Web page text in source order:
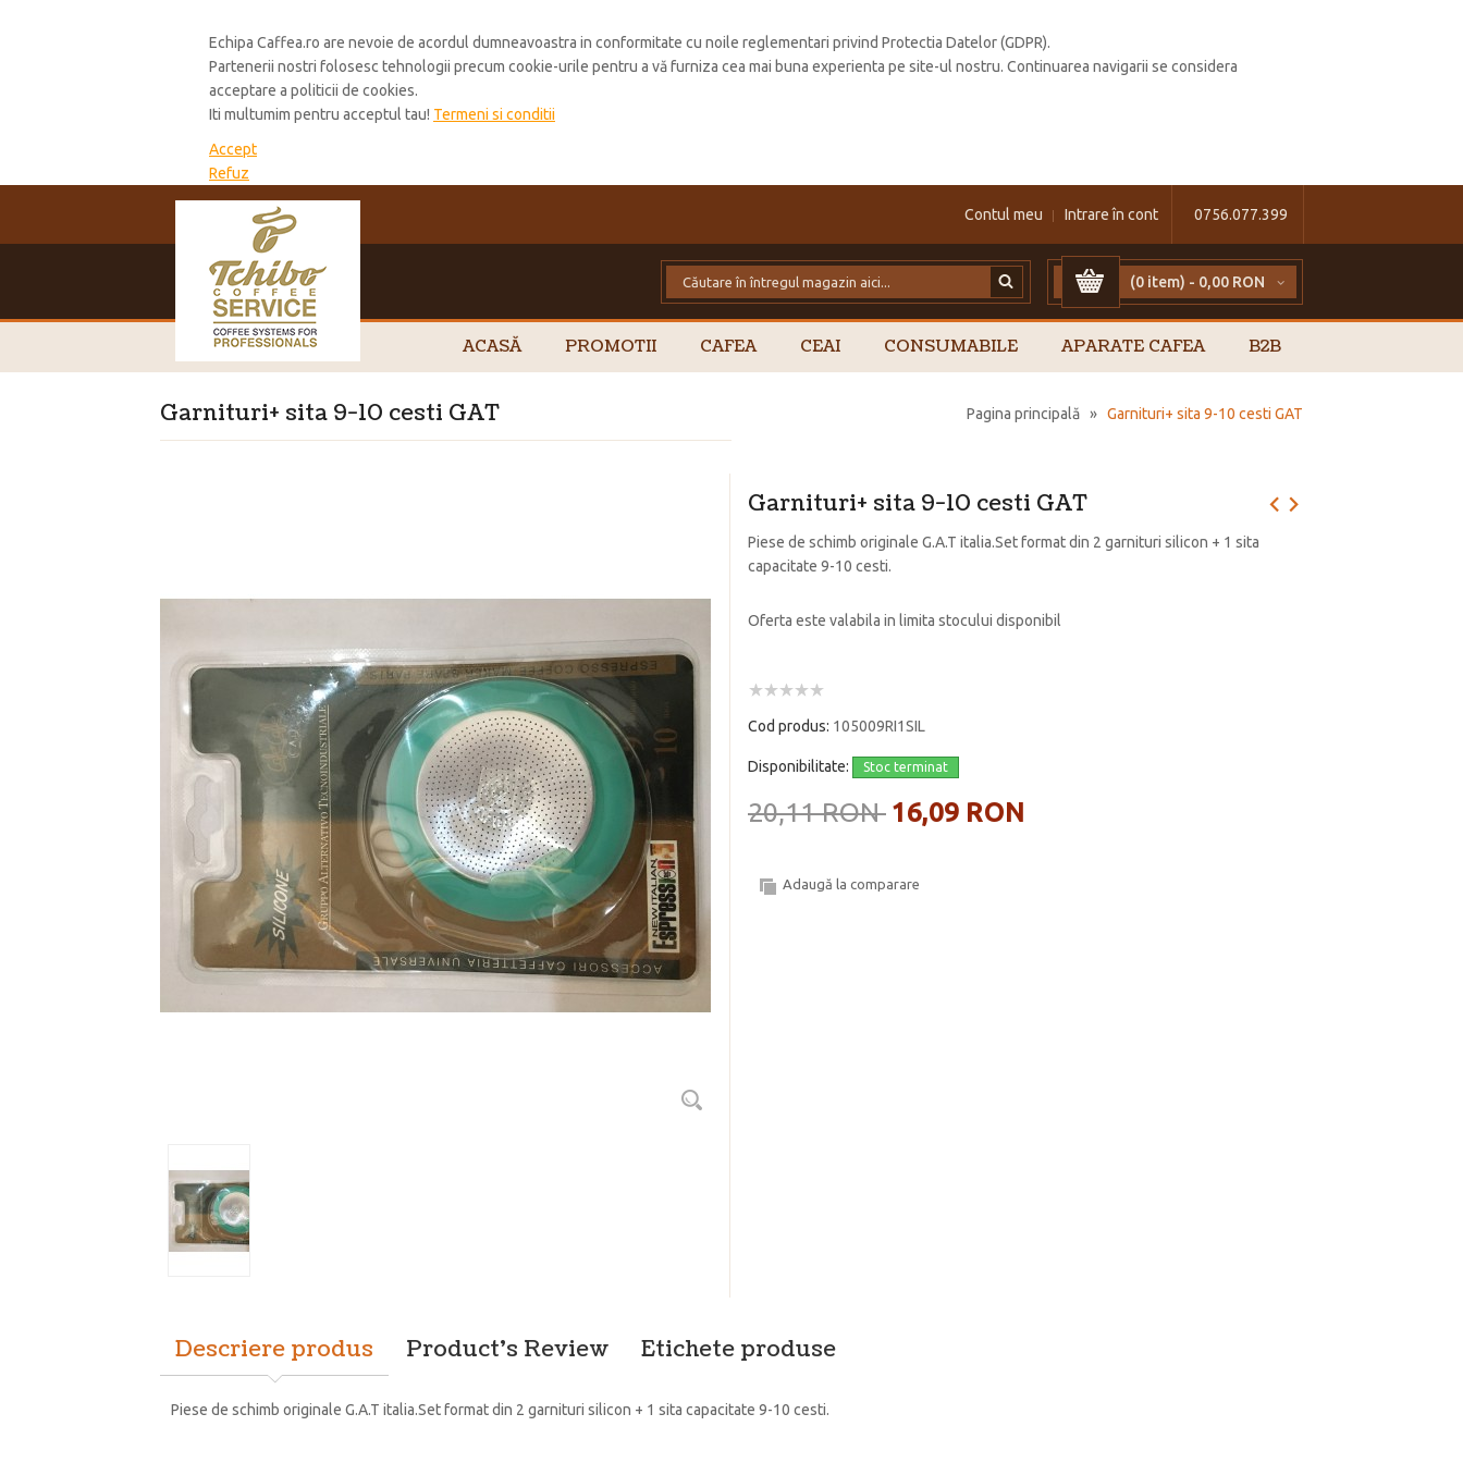
Echipa Caffea.ro are nevoie de acordul dumneavoastra in conformitate cu noile reglementari privind Protectia Datelor (GDPR).
Partenerii nostri folosesc tehnologii precum cookie-urile pentru a vă furniza cea mai buna experienta pe site-ul nostru. Continuarea navigarii se considera
acceptare a politicii de cookies.
Iti multumim pentru acceptul tau! Termeni si conditii
Accept
Refuz
0756.077.399
Contul meu Intrare în cont
(0 item) - 0,00 RON
ACASĂ PROMOTII CAFEA CEAI CONSUMABILE APARATE CAFEA B2B
Pagina principală » Garnituri+ sita 9-10 cesti GAT
Garnituri+ sita 9-10 cesti GAT
Garnituri+ sita 9-10 cesti GAT
Piese de schimb originale G.A.T italia.Set format din 2 garnituri silicon + 1 sita
capacitate 9-10 cesti.
Oferta este valabila in limita stocului disponibil
Cod produs: 105009RI1SIL
Disponibilitate: Stoc terminat
20,11 RON 16,09 RON
Adaugă la comparare
Descriere produs Product's Review Etichete produse
Piese de schimb originale G.A.T italia.Set format din 2 garnituri silicon + 1 sita capacitate 9-10 cesti.